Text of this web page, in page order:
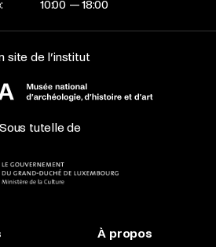
10:00 — 18:00
site de l’institut
Sous tutelle de
À propos